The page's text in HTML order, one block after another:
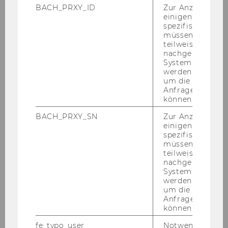
Johanna Seeliger bei der EDULEARN26
Vom 29.06. bis 01.07.2026 nahm Jo­han­na See­li­
ger an der "EDULEARN26 - 18th In­ter­na­tio­nal
Con­fe­rence on Edu­ca­ti­on and New Lear­ning
BACH_PRXY_ID
Zur Anzeige von
einigen WU-
spezifischen
müssen
teilweise von
nachgelagerten
System
werden.
um die Antwort
Anfrage
können.
BACH_PRXY_SN
Zur Anzeige von
einigen WU-
spezifischen
müssen
teilweise von
nachgelagerten
System
werden.
um die Antwort
Anfrage
können.
fe_typo_user
Notwendig für